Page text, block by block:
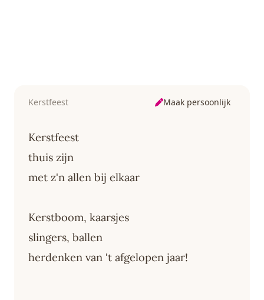
Kerstfeest Maak persoonlijk
Kerstfeest
thuis zijn
met z'n allen bij elkaar
Kerstboom, kaarsjes
slingers, ballen
herdenken van 't afgelopen jaar!